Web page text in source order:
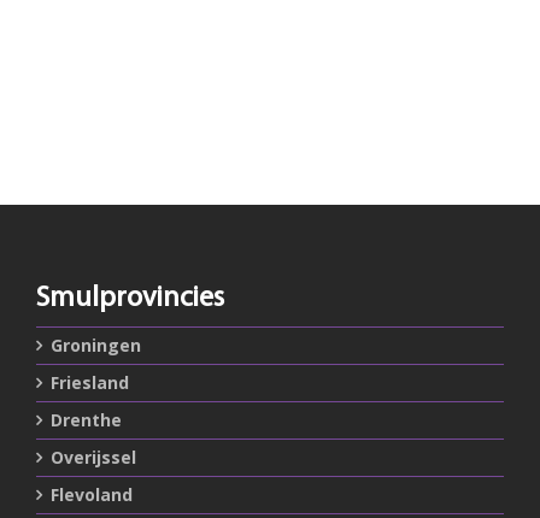
Smulprovincies
Groningen
Friesland
Drenthe
Overijssel
Flevoland